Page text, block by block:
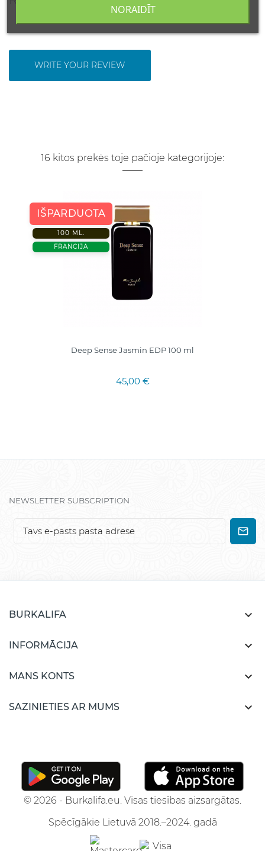
WRITE YOUR REVIEW
16 kitos prekės toje pačioje kategorijoje:
IŠPARDUOTA
100 ML.
FRANCIJA
Deep Sense Jasmin EDP 100 ml
45,00 €
NEWSLETTER SUBSCRIPTION
BURKALIFA 
INFORMĀCIJA 
MANS KONTS 
SAZINIETIES AR MUMS 
© 2026 - Burkalifa.eu. Visas tiesības aizsargātas.
Spēcīgākie Lietuvā 2018.–2024. gadā
NORAIDĪT